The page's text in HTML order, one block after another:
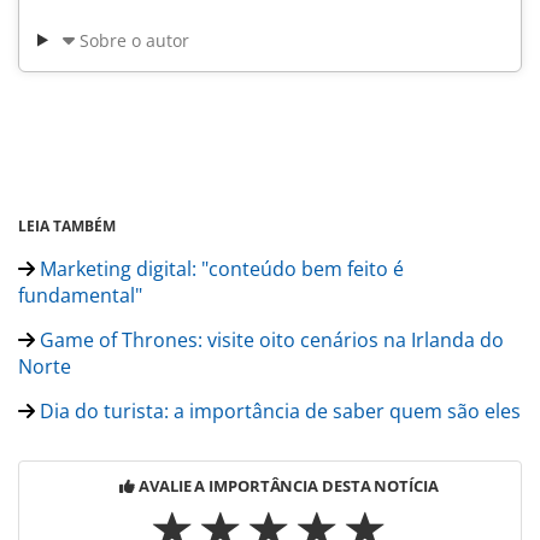
Sobre o autor
LEIA TAMBÉM
Marketing digital: "conteúdo bem feito é
fundamental"
Game of Thrones: visite oito cenários na Irlanda do
Norte
Dia do turista: a importância de saber quem são eles
AVALIE A IMPORTÂNCIA DESTA NOTÍCIA